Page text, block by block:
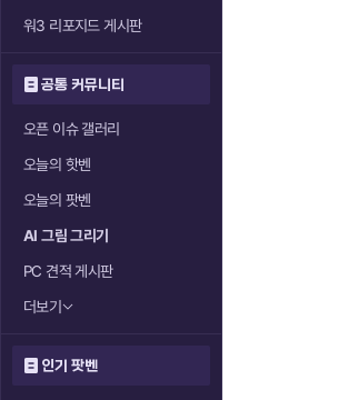
워3 리포지드 게시판
공통 커뮤니티
오픈 이슈 갤러리
오늘의 핫벤
오늘의 팟벤
AI 그림 그리기
PC 견적 게시판
더보기
인기 팟벤